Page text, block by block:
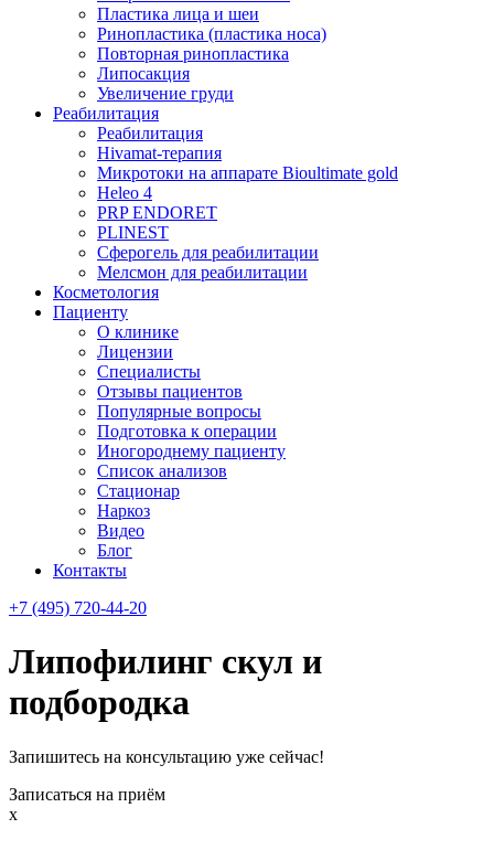
Пластика лица и шеи
Ринопластика (пластика носа)
Повторная ринопластика
Липосакция
Увеличение груди
Реабилитация
Реабилитация
Hivamat-терапия
Микротоки на аппарате Bioultimate gold
Heleo 4
PRP ENDORET
PLINEST
Сферогель для реабилитации
Мелсмон для реабилитации
Косметология
Пациенту
О клинике
Лицензии
Специалисты
Отзывы пациентов
Популярные вопросы
Подготовка к операции
Иногороднему пациенту
Список анализов
Стационар
Наркоз
Видео
Блог
Контакты
+7 (495) 720-44-20
Липофилинг скул и
подбородка
Запишитесь на консультацию уже сейчас!
Записаться на приём
x